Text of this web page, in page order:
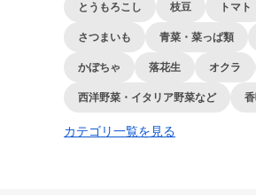
とうもろこし 枝豆 トマト
さつまいも 青菜・菜っぱ類
かぼちゃ 落花生 オクラ
西洋野菜・イタリア野菜など
カテゴリ一覧を見る